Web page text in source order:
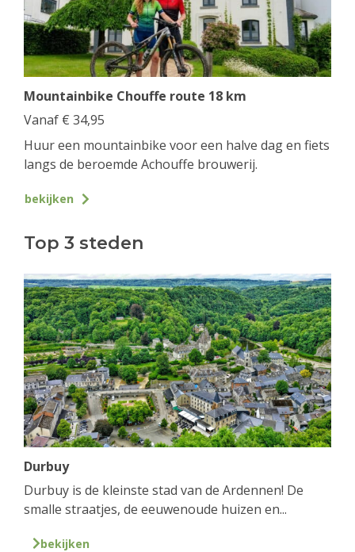
Mountainbike Chouffe route 18 km
Vanaf € 34,95
Huur een mountainbike voor een halve dag en fiets
langs de beroemde Achouffe brouwerij.
bekijken
Top 3 steden
Durbuy
Durbuy is de kleinste stad van de Ardennen! De
smalle straatjes, de eeuwenoude huizen en...
bekijken